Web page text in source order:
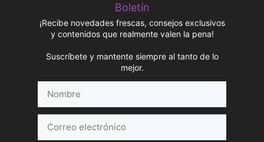
Boletín
¡Recibe novedades frescas, consejos exclusivos
y contenidos que realmente valen la pena!
Suscríbete y mantente siempre al tanto de lo
mejor.
electrónico